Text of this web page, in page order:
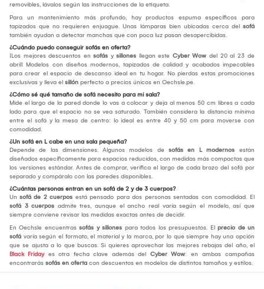
removibles, lávalos según las instrucciones de la etiqueta.
Para un mantenimiento más profundo, hay productos espuma específicos para
tapizados que no requieren enjuague. Unas lámparas bien ubicadas cerca del sofá
también ayudan a detectar manchas que con poca luz pasan desapercibidas.
¿Cuándo puedo conseguir sofás en oferta?
¡Los mejores descuentos en sofás y sillones llegan este Cyber Wow del 20 al 23 de
abril! Modelos con diseños modernos, tapizados de calidad y acabados impecables
para crear el espacio de descanso ideal en tu hogar. No pierdas estas promociones
exclusivas y lleva el sillón perfecto a precios únicos en Oechsle.pe.
¿Cómo sé qué tamaño de sofá necesito para mi sala?
Mide el largo de la pared donde lo vas a colocar y deja al menos 50 cm libres a cada
lado para que el espacio no se vea saturado. También considera la distancia mínima
entre el sofá y la mesa de centro: lo ideal es entre 40 y 50 cm para moverse con
comodidad.
¿Un sofá en L cabe en una sala pequeña?
Depende de las dimensiones. Algunos modelos de sofás en L modernos están
diseñados específicamente para espacios reducidos, con medidas más compactas que
los versiones estándar. Antes de comprar, verifica el largo de cada brazo del sofá por
separado y compáralo con las paredes disponibles.
¿Cuántas personas entran en un sofá de 2 y de 3 cuerpos?
Un sofá de 2 cuerpos está pensado para dos personas sentadas con comodidad. El
sofá 3 cuerpos admite tres, aunque el ancho real varía según el modelo, así que
siempre conviene revisar las medidas exactas antes de decidir.
En Oechsle encuentras sofás y sillones para todos los presupuestos. El precio de un
sofá varía según el formato, el material y la marca, por lo que siempre hay una opción
que se ajusta a lo que buscas. Si quieres aprovechar las mejores rebajas del año, el
Black Fridayes otra fecha clave además del Cyber Wow: en ambas campañas
encontrarás sofás en oferta con descuentos en modelos de distintos tamaños y estilos.